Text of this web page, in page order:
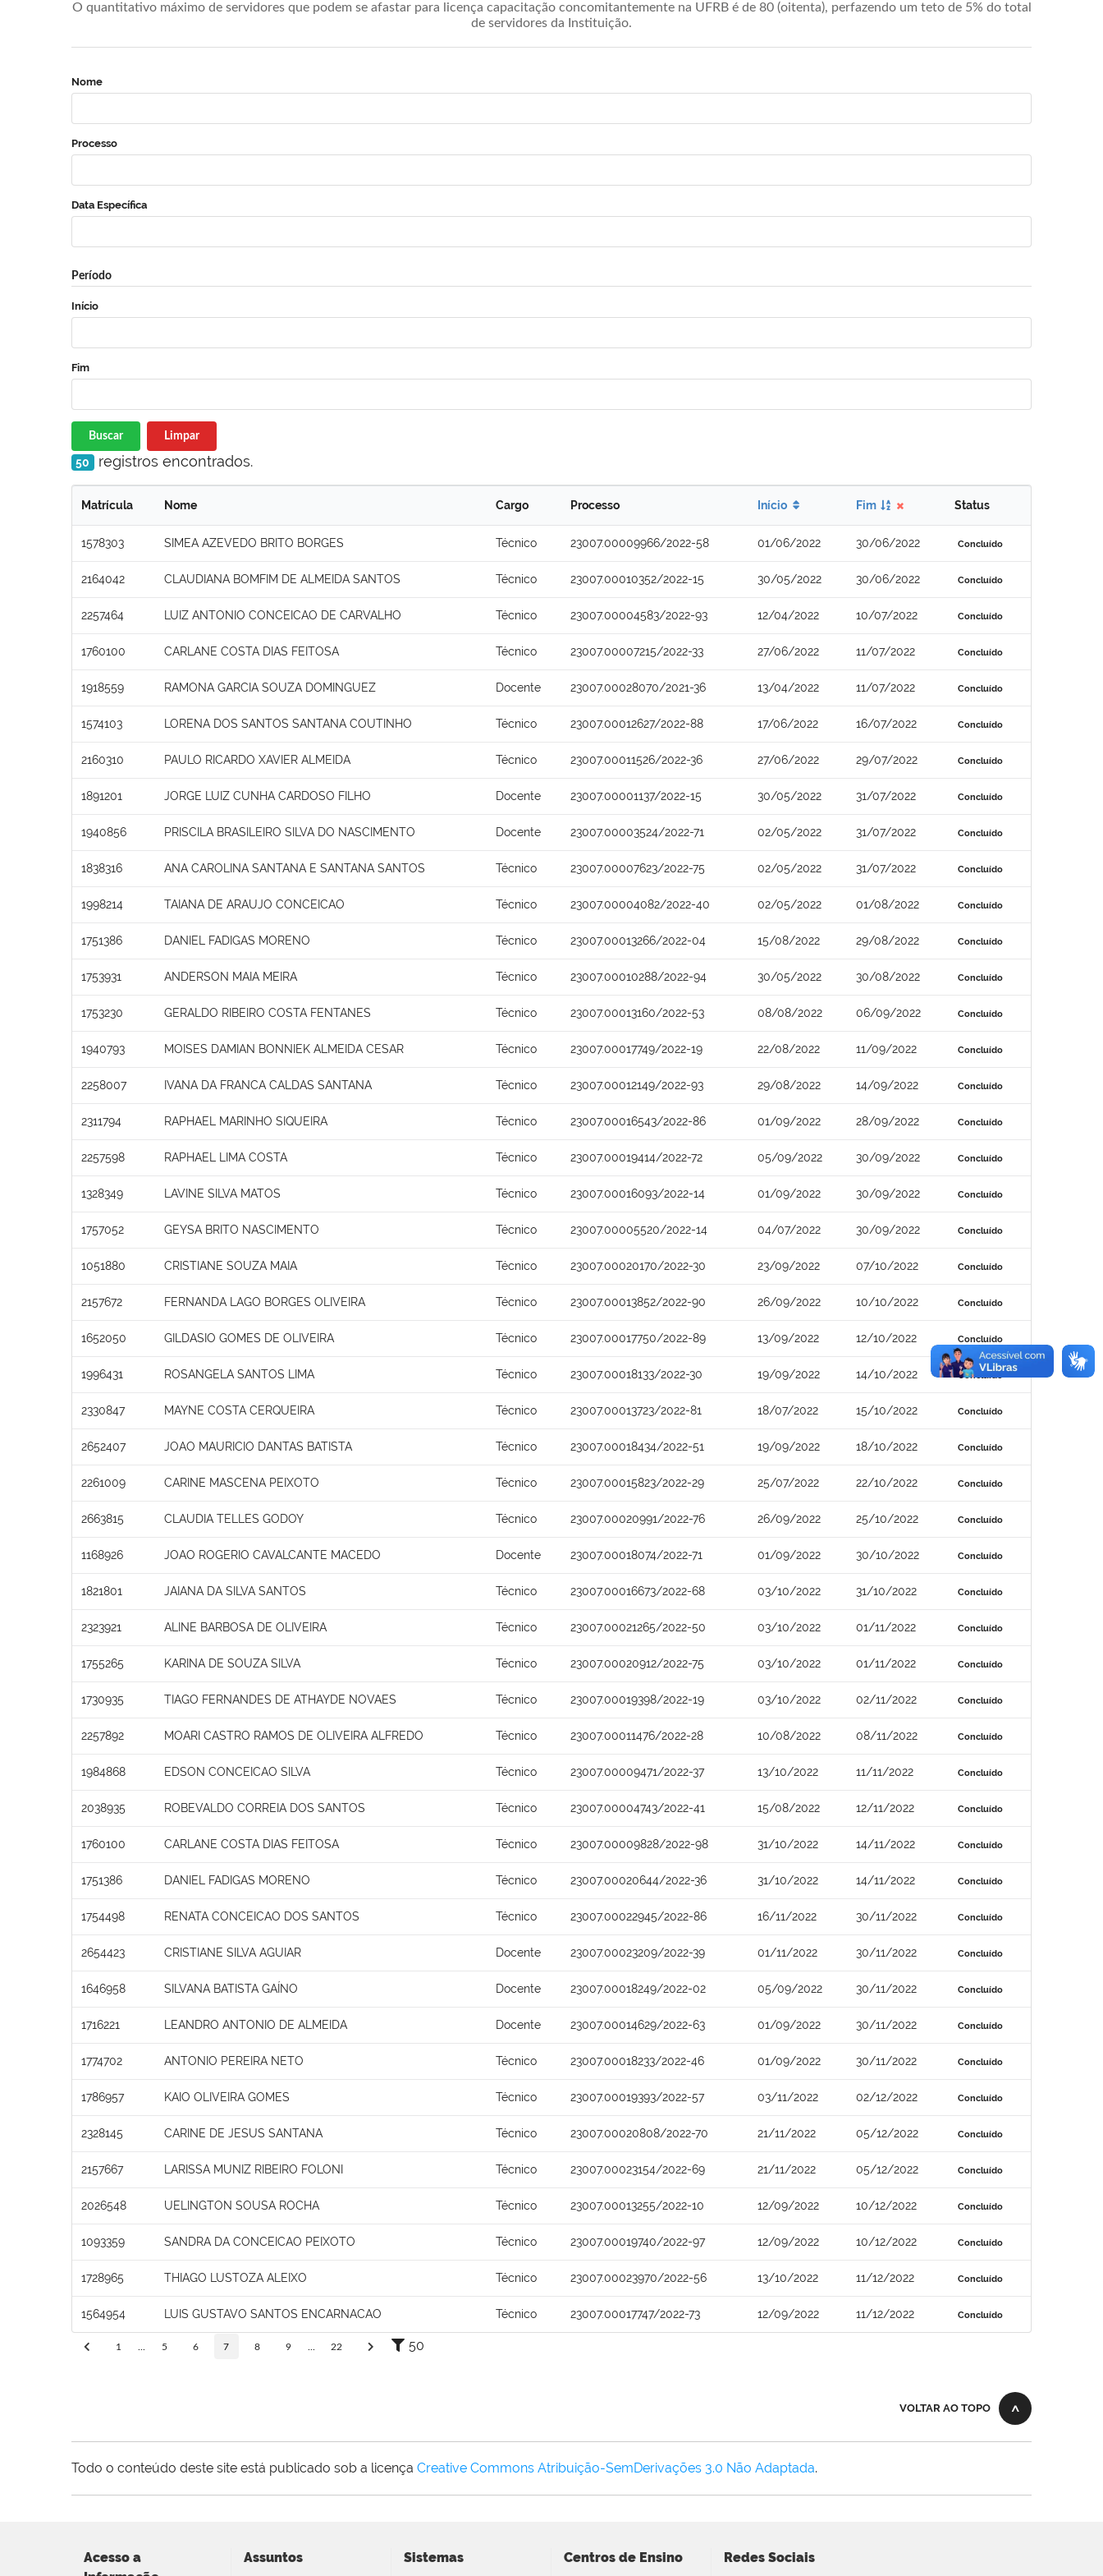
O quantitativo máximo de servidores que podem se afastar para licença capacitação concomitantemente na UFRB é de 80 (oitenta), perfazendo um teto de 5% do total
de servidores da Instituição.
Nome
Processo
Data Específica
Período
Início
Fim
Buscar Limpar
50 registros encontrados.
Matrícula Nome Cargo Processo Início Fim Status
1578303 SIMEA AZEVEDO BRITO BORGES Técnico 23007.00009966/2022-58 01/06/2022 30/06/2022 Concluído
2164042 CLAUDIANA BOMFIM DE ALMEIDA SANTOS Técnico 23007.00010352/2022-15 30/05/2022 30/06/2022 Concluído
2257464 LUIZ ANTONIO CONCEICAO DE CARVALHO Técnico 23007.00004583/2022-93 12/04/2022 10/07/2022 Concluído
1760100 CARLANE COSTA DIAS FEITOSA Técnico 23007.00007215/2022-33 27/06/2022 11/07/2022 Concluído
1918559 RAMONA GARCIA SOUZA DOMINGUEZ Docente 23007.00028070/2021-36 13/04/2022 11/07/2022 Concluído
1574103 LORENA DOS SANTOS SANTANA COUTINHO Técnico 23007.00012627/2022-88 17/06/2022 16/07/2022 Concluído
2160310 PAULO RICARDO XAVIER ALMEIDA Técnico 23007.00011526/2022-36 27/06/2022 29/07/2022 Concluído
1891201 JORGE LUIZ CUNHA CARDOSO FILHO Docente 23007.00001137/2022-15 30/05/2022 31/07/2022 Concluído
1940856 PRISCILA BRASILEIRO SILVA DO NASCIMENTO Docente 23007.00003524/2022-71 02/05/2022 31/07/2022 Concluído
1838316 ANA CAROLINA SANTANA E SANTANA SANTOS Técnico 23007.00007623/2022-75 02/05/2022 31/07/2022 Concluído
1998214 TAIANA DE ARAUJO CONCEICAO Técnico 23007.00004082/2022-40 02/05/2022 01/08/2022 Concluído
1751386 DANIEL FADIGAS MORENO Técnico 23007.00013266/2022-04 15/08/2022 29/08/2022 Concluído
1753931 ANDERSON MAIA MEIRA Técnico 23007.00010288/2022-94 30/05/2022 30/08/2022 Concluído
1753230 GERALDO RIBEIRO COSTA FENTANES Técnico 23007.00013160/2022-53 08/08/2022 06/09/2022 Concluído
1940793 MOISES DAMIAN BONNIEK ALMEIDA CESAR Técnico 23007.00017749/2022-19 22/08/2022 11/09/2022 Concluído
2258007 IVANA DA FRANCA CALDAS SANTANA Técnico 23007.00012149/2022-93 29/08/2022 14/09/2022 Concluído
2311794 RAPHAEL MARINHO SIQUEIRA Técnico 23007.00016543/2022-86 01/09/2022 28/09/2022 Concluído
2257598 RAPHAEL LIMA COSTA Técnico 23007.00019414/2022-72 05/09/2022 30/09/2022 Concluído
1328349 LAVINE SILVA MATOS Técnico 23007.00016093/2022-14 01/09/2022 30/09/2022 Concluído
1757052 GEYSA BRITO NASCIMENTO Técnico 23007.00005520/2022-14 04/07/2022 30/09/2022 Concluído
1051880 CRISTIANE SOUZA MAIA Técnico 23007.00020170/2022-30 23/09/2022 07/10/2022 Concluído
2157672 FERNANDA LAGO BORGES OLIVEIRA Técnico 23007.00013852/2022-90 26/09/2022 10/10/2022 Concluído
1652050 GILDASIO GOMES DE OLIVEIRA Técnico 23007.00017750/2022-89 13/09/2022 12/10/2022 Concluído
1996431 ROSANGELA SANTOS LIMA Técnico 23007.00018133/2022-30 19/09/2022 14/10/2022 Concluído
2330847 MAYNE COSTA CERQUEIRA Técnico 23007.00013723/2022-81 18/07/2022 15/10/2022 Concluído
2652407 JOAO MAURICIO DANTAS BATISTA Técnico 23007.00018434/2022-51 19/09/2022 18/10/2022 Concluído
2261009 CARINE MASCENA PEIXOTO Técnico 23007.00015823/2022-29 25/07/2022 22/10/2022 Concluído
2663815 CLAUDIA TELLES GODOY Técnico 23007.00020991/2022-76 26/09/2022 25/10/2022 Concluído
1168926 JOAO ROGERIO CAVALCANTE MACEDO Docente 23007.00018074/2022-71 01/09/2022 30/10/2022 Concluído
1821801 JAIANA DA SILVA SANTOS Técnico 23007.00016673/2022-68 03/10/2022 31/10/2022 Concluído
2323921 ALINE BARBOSA DE OLIVEIRA Técnico 23007.00021265/2022-50 03/10/2022 01/11/2022 Concluído
1755265 KARINA DE SOUZA SILVA Técnico 23007.00020912/2022-75 03/10/2022 01/11/2022 Concluído
1730935 TIAGO FERNANDES DE ATHAYDE NOVAES Técnico 23007.00019398/2022-19 03/10/2022 02/11/2022 Concluído
2257892 MOARI CASTRO RAMOS DE OLIVEIRA ALFREDO Técnico 23007.00011476/2022-28 10/08/2022 08/11/2022 Concluído
1984868 EDSON CONCEICAO SILVA Técnico 23007.00009471/2022-37 13/10/2022 11/11/2022 Concluído
2038935 ROBEVALDO CORREIA DOS SANTOS Técnico 23007.00004743/2022-41 15/08/2022 12/11/2022 Concluído
1760100 CARLANE COSTA DIAS FEITOSA Técnico 23007.00009828/2022-98 31/10/2022 14/11/2022 Concluído
1751386 DANIEL FADIGAS MORENO Técnico 23007.00020644/2022-36 31/10/2022 14/11/2022 Concluído
1754498 RENATA CONCEICAO DOS SANTOS Técnico 23007.00022945/2022-86 16/11/2022 30/11/2022 Concluído
2654423 CRISTIANE SILVA AGUIAR Docente 23007.00023209/2022-39 01/11/2022 30/11/2022 Concluído
1646958 SILVANA BATISTA GAÍNO Docente 23007.00018249/2022-02 05/09/2022 30/11/2022 Concluído
1716221 LEANDRO ANTONIO DE ALMEIDA Docente 23007.00014629/2022-63 01/09/2022 30/11/2022 Concluído
1774702 ANTONIO PEREIRA NETO Técnico 23007.00018233/2022-46 01/09/2022 30/11/2022 Concluído
1786957 KAIO OLIVEIRA GOMES Técnico 23007.00019393/2022-57 03/11/2022 02/12/2022 Concluído
2328145 CARINE DE JESUS SANTANA Técnico 23007.00020808/2022-70 21/11/2022 05/12/2022 Concluído
2157667 LARISSA MUNIZ RIBEIRO FOLONI Técnico 23007.00023154/2022-69 21/11/2022 05/12/2022 Concluído
2026548 UELINGTON SOUSA ROCHA Técnico 23007.00013255/2022-10 12/09/2022 10/12/2022 Concluído
1093359 SANDRA DA CONCEICAO PEIXOTO Técnico 23007.00019740/2022-97 12/09/2022 10/12/2022 Concluído
1728965 THIAGO LUSTOZA ALEIXO Técnico 23007.00023970/2022-56 13/10/2022 11/12/2022 Concluído
1564954 LUIS GUSTAVO SANTOS ENCARNACAO Técnico 23007.00017747/2022-73 12/09/2022 11/12/2022 Concluído
1 5 6 7 8 9 22 50
VOLTAR AO TOPO
Todo o conteúdo deste site está publicado sob a licença Creative Commons Atribuição-SemDerivações 3.0 Não Adaptada.
Acesso a
Assuntos Sistemas Centros de Ensino Redes Sociais